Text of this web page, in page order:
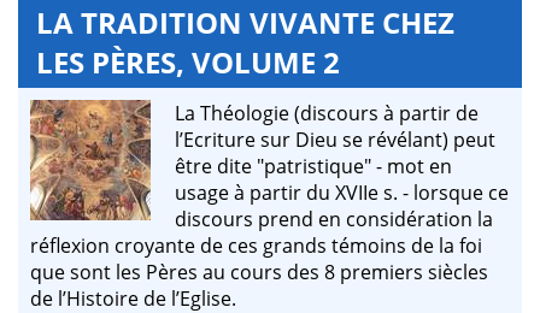
LA TRADITION VIVANTE CHEZ
LES PÈRES, VOLUME 2
La Théologie (discours à partir de
l’Ecriture sur Dieu se révélant) peut
être dite "patristique" - mot en
usage à partir du XVIIe s. - lorsque ce
discours prend en considération la
réflexion croyante de ces grands témoins de la foi
que sont les Pères au cours des 8 premiers siècles
de l’Histoire de l’Eglise.